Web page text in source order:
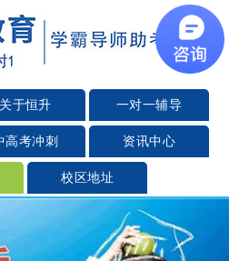
关于恒升 一对一辅导
高考冲刺 资讯中心
校区地址